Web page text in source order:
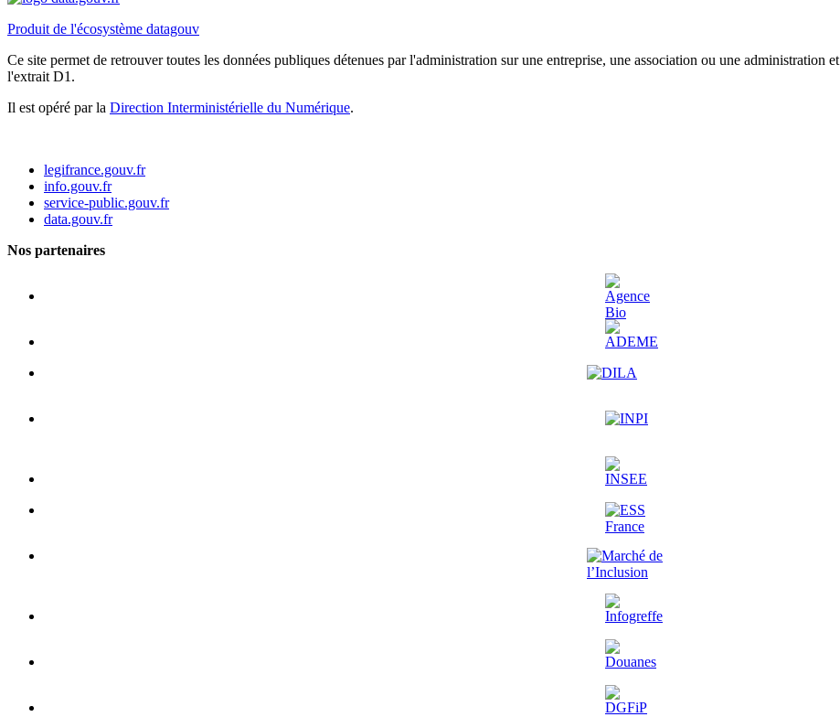
Produit de l'écosystème datagouv
Ce site permet de retrouver toutes les données publiques détenues par l'administration sur une entreprise, une association ou une administration et
l'extrait D1.
Il est opéré par la Direction Interministérielle du Numérique.
legifrance.gouv.fr
info.gouv.fr
service-public.gouv.fr
data.gouv.fr
Nos partenaires